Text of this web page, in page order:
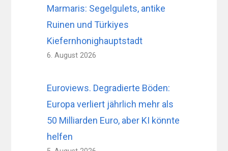
Marmaris: Segelgulets, antike
Ruinen und Türkiyes
Kiefernhonighauptstadt
6. August 2026
Euroviews. Degradierte Böden:
Europa verliert jährlich mehr als
50 Milliarden Euro, aber KI könnte
helfen